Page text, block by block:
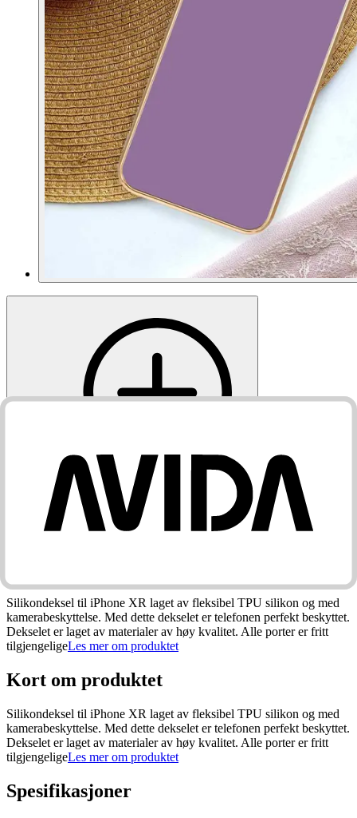
Silikondeksel til iPhone XR laget av fleksibel TPU silikon og med
kamerabeskyttelse. Med dette dekselet er telefonen perfekt beskyttet.
Dekselet er laget av materialer av høy kvalitet. Alle porter er fritt
tilgjengeligeLes mer om produktet
Kort om produktet
Silikondeksel til iPhone XR laget av fleksibel TPU silikon og med
kamerabeskyttelse. Med dette dekselet er telefonen perfekt beskyttet.
Dekselet er laget av materialer av høy kvalitet. Alle porter er fritt
tilgjengeligeLes mer om produktet
Spesifikasjoner